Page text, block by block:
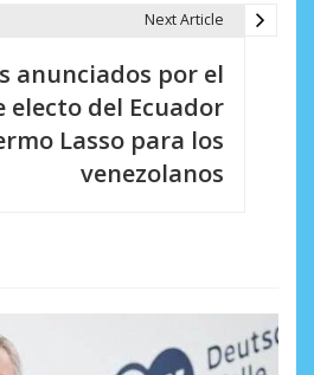
Next Article
anunciados por el
electo del Ecuador
Lasso para los
venezolanos